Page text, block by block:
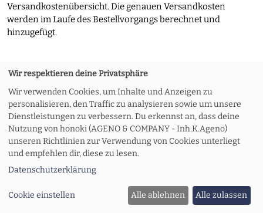
Versandkostenübersicht. Die genauen Versandkosten
werden im Laufe des Bestellvorgangs berechnet und
hinzugefügt.
Über uns AGB Impressum Datenschutzerklärung
Kontakt Versand und Rückgabe Widerruf
Zahlungsoptionen
© 2026 honoki
Wir respektieren deine Privatsphäre
Wir verwenden Cookies, um Inhalte und Anzeigen zu
personalisieren, den Traffic zu analysieren sowie um unsere
Dienstleistungen zu verbessern. Du erkennst an, dass deine
Nutzung von honoki (AGENO & COMPANY - Inh.K.Ageno)
unseren Richtlinien zur Verwendung von Cookies unterliegt
und empfehlen dir, diese zu lesen.
Datenschutzerklärung
Cookie einstellen Alle ablehnen Alle zulassen